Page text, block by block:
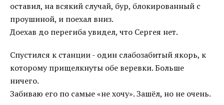
оставил, на всякий случай, бур, блокированный с
проушиной, и поехал вниз.
Доехав до перегиба увидел, что Сергея нет.
Спустился к станции - один слабозабитый якорь, к
которому прищелкнуты обе веревки. Больше
ничего.
Забиваю его по самые «не хочу». Зашёл, но не очень.